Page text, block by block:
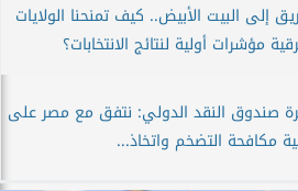
إلى البيت الأبيض.. كيف تمنحنا الولايات
مؤشرات أولية لنتائج الانتخابات؟
صندوق النقد الدولي: نتفق مع مصر على
مكافحة التضخم واتخاذ...